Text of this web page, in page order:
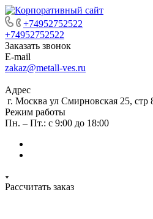
+74952752522
+74952752522
Заказать звонок
E-mail
zakaz@metall-ves.ru
Адрес
г. Москва ул Смирновская 25, стр
Режим работы
Пн. – Пт.: с 9:00 до 18:00
Рассчитать заказ